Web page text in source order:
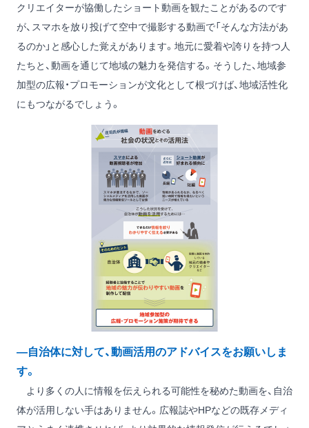
クリエイターが協働したショート動画を観たことがあるのです
が、スマホを放り投げて空中で撮影する動画で「そんな方法があ
るのか」と感心した覚えがあります。地元に愛着や誇りを持つ人
たちと、動画を通じて地域の魅力を発信する。そうした、地域参
加型の広報・プロモーションが文化として根づけば、地域活性化
にもつながるでしょう。
―自治体に対して、動画活用のアドバイスをお願いしま
す。
より多くの人に情報を伝えられる可能性を秘めた動画を、自治
体が活用しない手はありません。広報誌やHPなどの既存メディ